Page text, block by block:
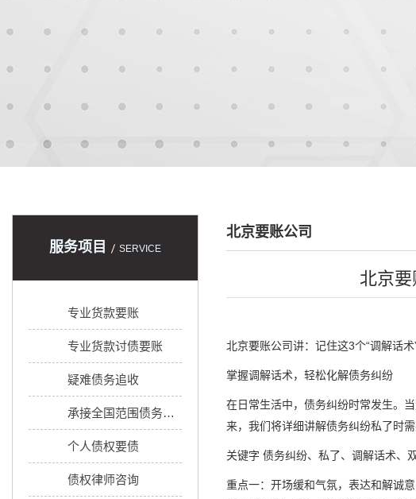
服务项目 SERVICE
专业货款要账
专业货款讨债要账
疑难债务追收
承接全国范围债务追收
个人债权要债
债权律师咨询
北京要账公司
北京要
北京要账公司讲：记住这3个“调解话
掌握调解话术，轻松化解债务纠纷
在日常生活中，债务纠纷时常发生。
来，我们将详细讲解债务纠纷私了时
关键字 债务纠纷、私了、调解话术、
重点一：开场缓和气氛，表达和解诚